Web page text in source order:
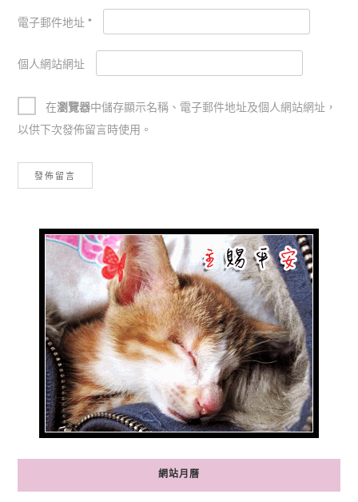
電子郵件地址 *
個人網站網址
在瀏覽器中儲存顯示名稱、電子郵件地址及個人網站網址，
以供下次發佈留言時使用。
網站月曆